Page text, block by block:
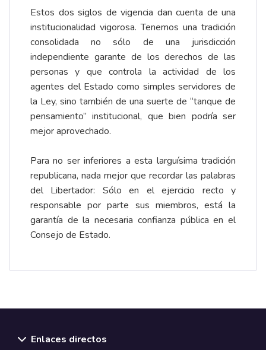
Estos dos siglos de vigencia dan cuenta de una
institucionalidad vigorosa. Tenemos una tradición
consolidada no sólo de una jurisdicción
independiente garante de los derechos de las
personas y que controla la actividad de los
agentes del Estado como simples servidores de
la Ley, sino también de una suerte de “tanque de
pensamiento” institucional, que bien podría ser
mejor aprovechado.
Para no ser inferiores a esta larguísima tradición
republicana, nada mejor que recordar las palabras
del Libertador: Sólo en el ejercicio recto y
responsable por parte sus miembros, está la
garantía de la necesaria confianza pública en el
Consejo de Estado.
Enlaces directos